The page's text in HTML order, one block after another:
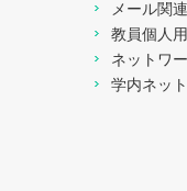
メール関連
教員個人
ネットワ
学内ネッ